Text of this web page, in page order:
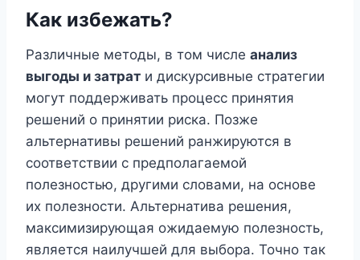
Как избежать?
Различные методы, в том числе анализ
выгоды и затрат и дискурсивные стратегии
могут поддерживать процесс принятия
решений о принятии риска. Позже
альтернативы решений ранжируются в
соответствии с предполагаемой
полезностью, другими словами, на основе
их полезности. Альтернатива решения,
максимизирующая ожидаемую полезность,
является наилучшей для выбора. Точно так